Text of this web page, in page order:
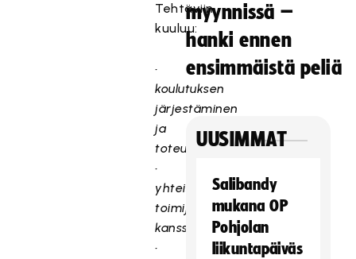
Tehtäviin
kuuluu:
•
koulutuksen
järjestäminen
ja
toteutus
•
yhteistyö
toimijoiden
kanssa
•
myynnissä –
hanki ennen
ensimmäistä peliä
UUSIMMAT
Salibandy
mukana OP
Pohjolan
liikuntapäiväs